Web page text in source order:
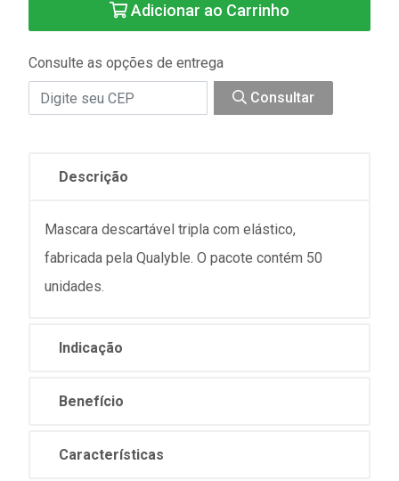
Adicionar ao Carrinho
Consulte as opções de entrega
Consultar
Descrição
Mascara descartável tripla com elástico,
fabricada pela Qualyble. O pacote contém 50
unidades.
Indicação
Benefício
Características